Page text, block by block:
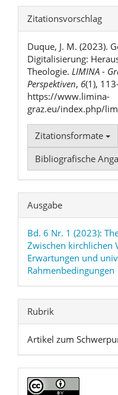
Artikel-
Details
Zitationsvorschlag
Duque, J. M. (2023).
Digitalisierung:
Theologie. LIMINA -
Perspektiven, 6(1),
https://www.limina-
graz.eu/index.php/
Zitationsformate
Bibliografische
Ausgabe
Bd. 6 Nr. 1 (2023):
Zwischen kirchlichen
Erwartungen und
Rahmenbedingungen
Rubrik
Artikel zum